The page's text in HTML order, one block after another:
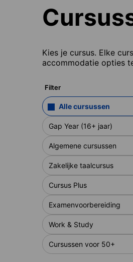
Kies je cursus. Elke
accommodatie opties
Filter
Alle cursussen
Gap Year (16+ jaar)
Algemene cursussen
Zakelijke taalcursus
Cursus Plus
Examenvoorbereiding
Work & Study
Cursussen voor 50+